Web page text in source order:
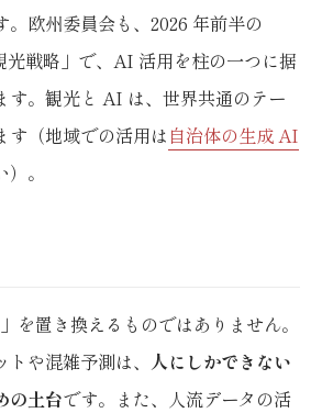
。欧州委員会も、2026 年前半の
光戦略」で、AI 活用を柱の一つに据
す。観光と AI は、世界共通のテー
す（地域での活用は 自治体の生成 AI
。
を置き換えるものではありません。
や混雑予測は、 人にしかできない
の土台です。また、人流データの活